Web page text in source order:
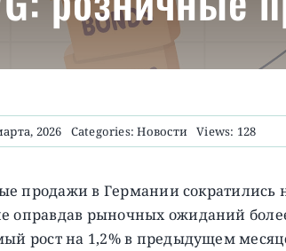
2026 Categories:Новости Views: 128
продажи в Германии сократились
рыночных ожиданий
рост на 1,2% в предыдущем